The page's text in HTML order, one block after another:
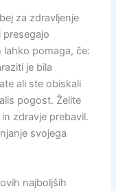
za zdravljenje
pomaga, če:
je bila
ali ste obiskali
pogost. Želite
zdravje prebavil.
svojega
najboljših